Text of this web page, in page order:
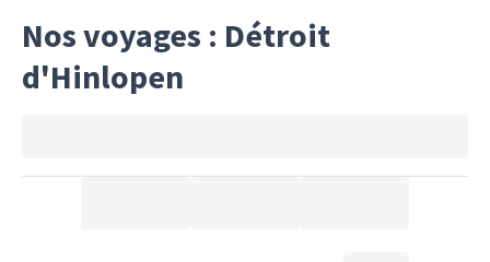
Nos voyages : Détroit
d'Hinlopen